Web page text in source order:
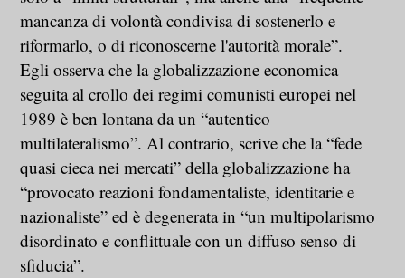
mancanza di volontà condivisa di sostenerlo e
riformarlo, o di riconoscerne l'autorità morale”.
Egli osserva che la globalizzazione economica
seguita al crollo dei regimi comunisti europei nel
1989 è ben lontana da un “autentico
multilateralismo”. Al contrario, scrive che la “fede
quasi cieca nei mercati” della globalizzazione ha
“provocato reazioni fondamentaliste, identitarie e
nazionaliste” ed è degenerata in “un multipolarismo
disordinato e conflittuale con un diffuso senso di
sfiducia”.